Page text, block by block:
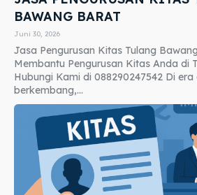
BAWANG BARAT
Juni 30, 2026
Jasa Pengurusan Kitas Tulang
Membantu Pengurusan Kitas Anda di
Hubungi Kami di 088290247542 Di
berkembang,...